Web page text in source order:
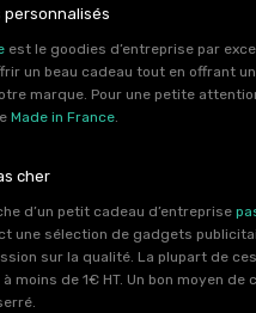
personnalisés
est le goodies d’entreprise par
un beau cadeau tout en offrant
marque. Pour une petite
Made in France.
cher
d’un petit cadeau d’entreprise
une sélection de gadgets
sur la qualité. La plupart de
moins de 1€ HT. Un bon moyen de